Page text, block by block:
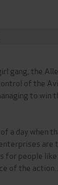
gang, the
of the
to win
a day when
are
for people
of the action...